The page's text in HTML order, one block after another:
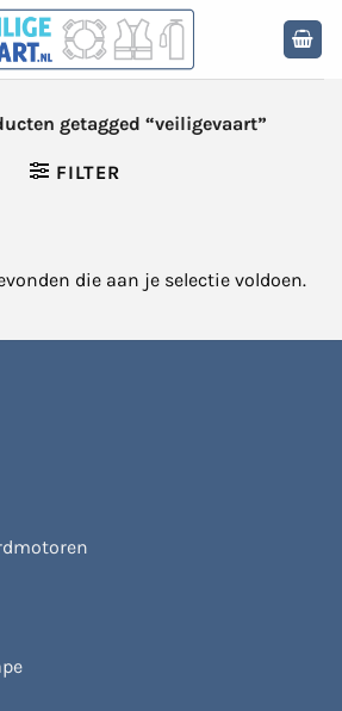
getagged “veiligevaart”
FILTER
die aan je selectie voldoen.